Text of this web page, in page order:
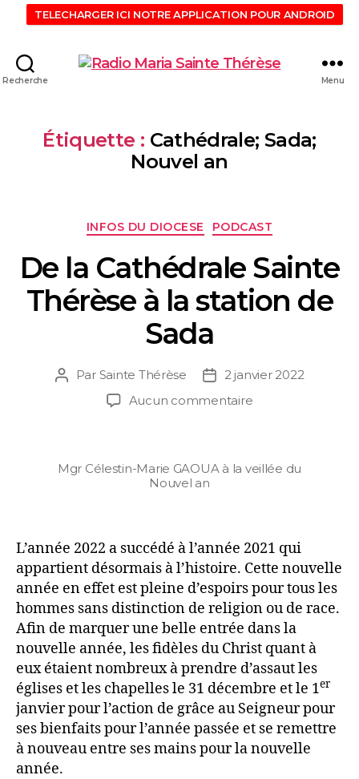
TELECHARGER ICI NOTRE APPLICATION POUR ANDROID
Recherche Menu
Étiquette : Cathédrale; Sada;
Nouvel an
INFOS DU DIOCESE PODCAST
De la Cathédrale Sainte
Thérèse à la station de
Sada
Par Sainte Thérèse
2 janvier 2022
Aucun commentaire
Mgr Célestin-Marie GAOUA à la veillée du
Nouvel an
L’année 2022 a succédé à l’année 2021 qui
appartient désormais à l’histoire. Cette nouvelle
année en effet est pleine d’espoirs pour tous les
hommes sans distinction de religion ou de race.
Afin de marquer une belle entrée dans la
nouvelle année, les fidèles du Christ quant à
eux étaient nombreux à prendre d’assaut les
églises et les chapelles le 31 décembre et le 1er
janvier pour l’action de grâce au Seigneur pour
ses bienfaits pour l’année passée et se remettre
à nouveau entre ses mains pour la nouvelle
année.